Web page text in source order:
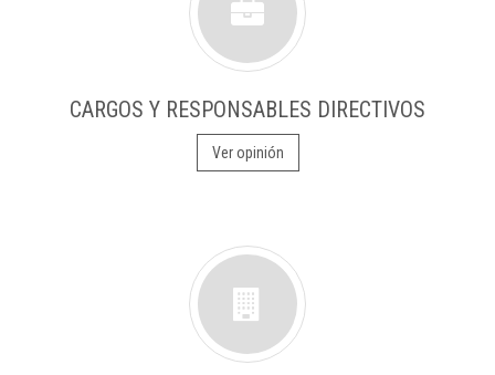
CARGOS Y RESPONSABLES DIRECTIVOS
Ver opinión